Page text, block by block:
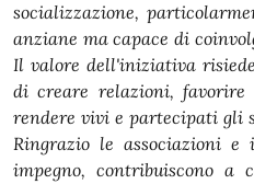
socializzazione,
anziane ma capace di
Il valore dell'iniziativa
di creare relazioni,
rendere vivi e partecipati gli
Ringrazio le associazioni
impegno, contribuiscono a